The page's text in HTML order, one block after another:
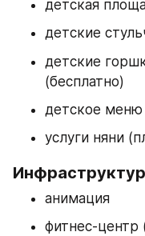
детская
детские
детские
(бесплатно)
детское меню
услуги няни
анимация
фитнес-центр